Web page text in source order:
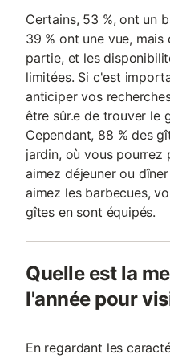
Certains, 53 %, ont un
39 % ont une vue,
partie, et les
limitées. Si c'est
anticiper vos
être sûr.e de trouver le
Cependant, 88 % des
jardin, où vous pourrez
aimez déjeuner ou
aimez les barbecues,
gîtes en sont équipés.
Quelle est la
l'année pour
En regardant les